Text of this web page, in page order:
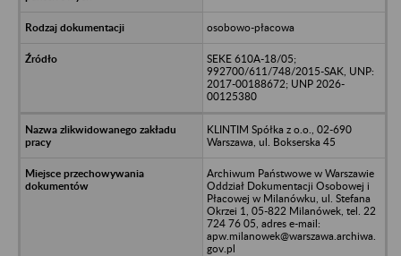
osobowo-płacowa
SEKE 610A-18/05;
992700/611/748/2015-SAK, UNP:
2017-00188672; UNP 2026-
00125380
KLINTIM Spółka z o.o., 02-690
Warszawa, ul. Bokserska 45
Archiwum Państwowe w Warszawie
Oddział Dokumentacji Osobowej i
Płacowej w Milanówku, ul. Stefana
Okrzei 1, 05-822 Milanówek, tel. 22
724 76 05, adres e-mail:
apw.milanowek@warszawa.archiwa.
gov.pl